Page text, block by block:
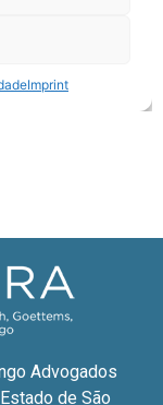
Advogados
de São